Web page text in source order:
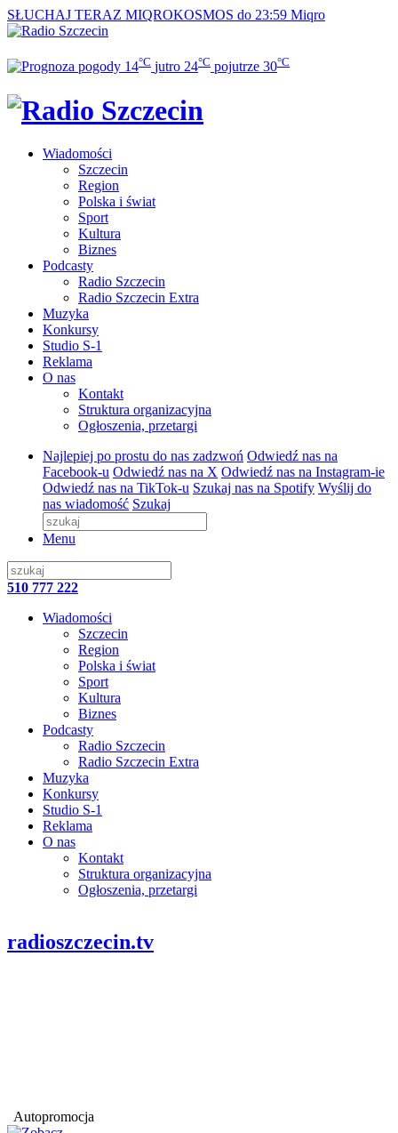
SŁUCHAJ TERAZ MIQROKOSMOS do 23:59 Miqro
14°C jutro 24°C pojutrze 30°C
Wiadomości
Szczecin
Region
Polska i świat
Sport
Kultura
Biznes
Podcasty
Radio Szczecin
Radio Szczecin Extra
Muzyka
Konkursy
Studio S-1
Reklama
O nas
Kontakt
Struktura organizacyjna
Ogłoszenia, przetargi
Najlepiej po prostu do nas zadzwoń Odwiedź nas na
Facebook-u Odwiedź nas na X Odwiedź nas na Instagram-ie
Odwiedź nas na TikTok-u Szukaj nas na Spotify Wyślij do
nas wiadomość Szukaj
Menu
510 777 222
Wiadomości
Szczecin
Region
Polska i świat
Sport
Kultura
Biznes
Podcasty
Radio Szczecin
Radio Szczecin Extra
Muzyka
Konkursy
Studio S-1
Reklama
O nas
Kontakt
Struktura organizacyjna
Ogłoszenia, przetargi
radioszczecin.tv
Autopromocja